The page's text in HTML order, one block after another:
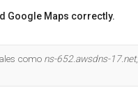
Google Maps correctly.
como ns-652.awsdns-17.net,